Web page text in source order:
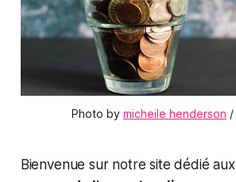
Photo by micheile henderson /
Bienvenue sur notre site dédié aux